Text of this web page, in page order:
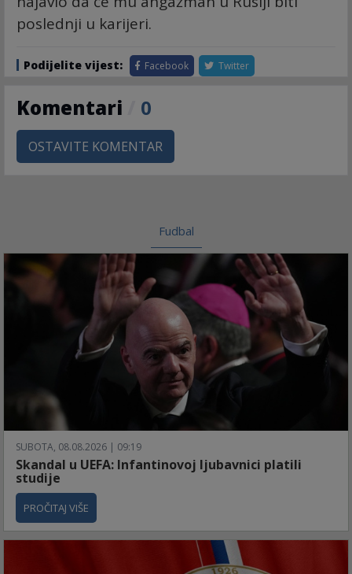
poslednji u karijeri.
Podijelite vijest: Facebook Twitter
Komentari 0
OSTAVITE KOMENTAR
Fudbal
SUBOTA, 08.08.2026 | 09:19
Skandal u UEFA: Infantinovoj ljubavnici platili
studije
PROČITAJ VIŠE